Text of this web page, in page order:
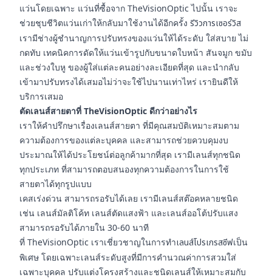
แว่นโดยเฉพาะ แว่นที่ซื้อจาก TheVisionOptic ไปนั้น เราจะ
ช่วยชุบชีวิตแว่นเก่าให้กลับมาใช้งานได้อีกครั้ง รีวิวการเซอร์วิส
เรามีช่างผู้ชำนาญการปรับทรงของแว่นให้ได้ระดับ ใส่สบาย ไม่
กดทับ เทคนิคการดัดให้แว่นเข้ารูปกับขนาดใบหน้า สันจมูก ขมับ
และช่วงใบหู ของผู้ใส่แต่ละคนอย่างละเอียดที่สุด และนำกลับ
เข้ามาปรับทรงได้เสมอไม่ว่าจะใช้ไปนานเท่าไหร่ เรายินดีให้
บริการเสมอ
ตัดเลนส์สายตาที่ TheVisionOptic ดีกว่าอย่างไร
เราให้คำปรึกษาเรื่องเลนส์สายตา ที่มีคุณสมบัติเหมาะสมตาม
ความต้องการของแต่ละบุคคล และสามารถช่วยควบคุมงบ
ประมาณให้ได้ประโยชน์ต่อลูกค้ามากที่สุด เรามีเลนส์ทุกชนิด
ทุกประเภท ที่สามารถตอบสนองทุกความต้องการในการใช้
สายตาได้ทุกรูปแบบ
เคสเร่งด่วน สามารถรอรับได้เลย เรามีเลนส์สต๊อคหลายชนิด
เช่น เลนส์มัลติโค้ท เลนส์ตัดแสงฟ้า และเลนส์ออโต้ปรับแสง
สามารถรอรับได้ภายใน 30-60 นาที
ที่ TheVisionOptic เราเชี่ยวชาญในการทำเลนส์โปรเกรสซีฟเป็น
พิเศษ โดยเฉพาะเลนส์ระดับสูงที่มีการคำนวณค่าการสวมใส่
เฉพาะบุคคล ปรับแต่งโครงสร้างและชนิดเลนส์ให้เหมาะสมกับ